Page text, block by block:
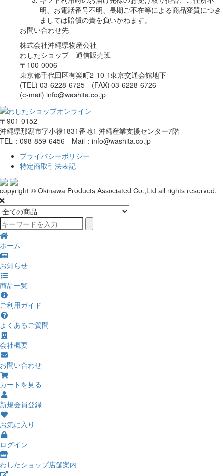
明、お電話番号不明、長期ご不在等による商品変質につき
ましては賠償の責を負いかねます。
お問い合わせ先
株式会社沖縄県物産公社
わしたショップ 通信販売班
〒100-0006
東京都千代田区有楽町2-10-1東京交通会館地下
(TEL) 03-6228-6725 (FAX) 03-6228-6726
(e-mail) info@washita.co.jp
〒901-0152
沖縄県那覇市字小禄1831番地1 沖縄産業支援センター7階
TEL：098-859-6456 Mail：info@washita.co.jp
プライバシーポリシー
特定商取引法表記
copyright © Okinawa Products Associated Co.,Ltd all rights reserved.
ホーム
お知らせ
商品一覧
ご利用ガイド
よくあるご質問
会社概要
お問い合わせ
カートを見る
新規会員登録
お気に入り
ログイン
わしたショップ店舗案内